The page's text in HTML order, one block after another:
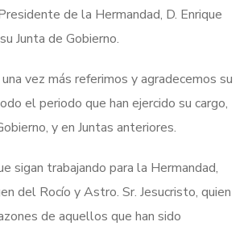
de la Hermandad, D. Enrique
Junta de Gobierno.
vez más referimos y agradecemos su
el periodo que han ejercido su cargo,
y en Juntas anteriores.
sigan trabajando para la Hermandad,
del Rocío y Astro. Sr. Jesucristo, quien
de aquellos que han sido